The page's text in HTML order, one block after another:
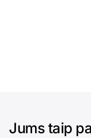
Jums taip